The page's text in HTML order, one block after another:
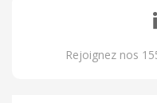
Rejoignez nos